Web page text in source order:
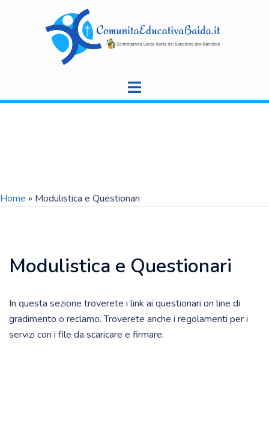
Home » Modulistica e Questionari
Modulistica e Questionari
In questa sezione troverete i link ai questionari on line di
gradimento o reclamo. Troverete anche i regolamenti per i
servizi con i file da scaricare e firmare.